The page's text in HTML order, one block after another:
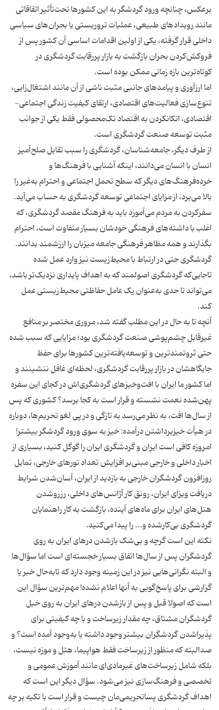
برعکس، چنانچه ورود گردشگر به این کشورها تحت‌تأثیر اتفاقاتی
مانند رویدادهای طبیعی، عملیات تروریستی یا بحران‌های سیاسی
داخلی قرار گرفته، یکی از اولین اقدامات اساسی آن کشور پس از
فروکش‌کردن بحران بازگشت به بازار پررقابت گردشگری در
اما ارزآوری و پیامدهای جانبی مثبت ناشی از آن مانند اشتغال‌زایی،
تنوع‌سازی فعالیت‌های اقتصادی، ارتقای کیفیت زندگی اجتماعی-
اقتصادی، اتکانکردن به اقتصاد تک‌محصولی فقط یکی از جوانب
از طرف دیگر، جامعه‌شناسان، گردشگری را سبب تقابل صلح‌آمیز
انسان با انسان می‌دانند، اینکه آشنایی با فرهنگ‌ها و
خرده‌فرهنگ‌های دیگر که سطح تحمل اجتماعی و احترام به‌غیر را
بالا می‌برد، از مزایای اجتماعی توسعه گردشگری به حساب می‌آید.
سفرکردن به مردم می‌آموزد باید به فرهنگ مقصد گردشگری، که
اغلب با داشته‌های فرهنگی خودشان بسیار متفاوت است، احترام
گردشگری حتی در ارتباط با محیط‌زیست نیز وارد عمل شده
تاجایی‌که گردشگری اصولمند که به اهداف پایداری نزدیک‌تر باشد،
می‌تواند تا حدی به‌عنوان یک عامل حفاظتی محیط‌زیستی عمل
آنچه تا به ‌حال در این مطلب گفته شد، مروری مختصر بر منافع
غیرقابل چشم‌پوشی صنعت گردشگری بود؛ مزایایی که سبب شده
حتی ثروتمندترین و توسعه‌یافته‌ترین کشورها برای حفظ
جایگاهشان در بازار پررقابت گردشگری، لحظه‌ای غافل ننشینند و
اما کشور ما ایران با افت‌وخیزهای گردشگری‌اش در کجای این سفره
پهن‌شده نعمت نشسته و قرار است به کجا برسد؟ کشوری که پس
از سال‌ها افت، به نظر می‌رسد به تازگی و در پی لغو تحریم‌ها، دوباره
امروزه کافی است ایران و گردشگری ایران را گوگل کنید، بسیاری از
اخبار داخلی و خارجی مبنی‌بر افزایش تعداد تورهای خارجی، تمایل
روزافزون گردشگران خارجی به بازدید از ایران، آسان‌شدن شرایط
دریافت ویزای ایران، رونق کار آژانس‌های داخلی، رزروشدن
هتل‌های ایران برای ماه‌های آینده، بازگشت به کار راهنمایان
نکته این است گرچه و بی‌شک بازشدن در‌های ایران به روی
گردشگران پس از سال‌ها اتفاق بسیار خجسته‌ای است اما سؤال‌ها
و البته نگرانی‌هایی نیز در این زمینه وجود دارد که تابه‌حال خبر یا
گزارشی برای پاسخ‌گویی به آنها اعلام نشده! مهم‌ترین سؤال این
است که اصولا قبل و پس از بازشدن در‌های ایران به روی خیل
گردشگران مشتاق، چه مقدار زیرساخت و با چه کیفیتی برای
پذیراشدن گردشگران بیشتر وجود داشته یا به‌وجود آمده است؟ و
صدالبته که منظور از زیرساخت فقط هواپیما، هتل و موزه نیست،
بلکه شامل زیرساخت‌های غیرمادی‌ای مانند آموزش عمومی و
تخصصی و فرهنگ‌سازی نیز می‌شود. سؤال دیگر این است که
اهداف گردشگری پساتحریمی‌مان چیست و قرار است با تکیه بر چه